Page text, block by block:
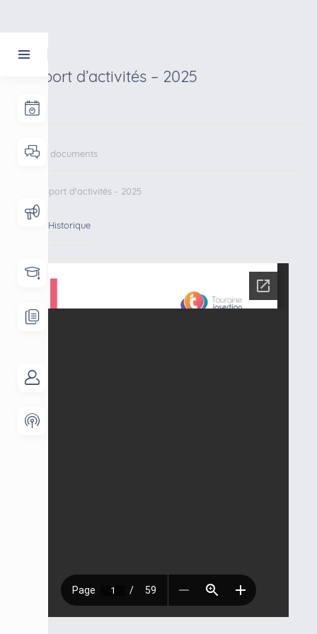
Rapport d’activités – 2025
Tous les documents
Rapport d'activités - 2025
Historique